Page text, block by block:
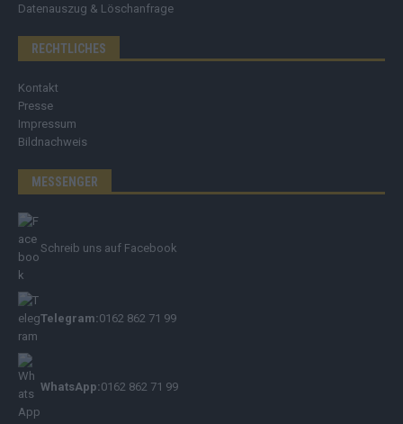
Datenauszug & Löschanfrage
RECHTLICHES
Kontakt
Presse
Impressum
Bildnachweis
MESSENGER
Schreib uns auf Facebook
Telegram:0162 862 71 99
WhatsApp:0162 862 71 99